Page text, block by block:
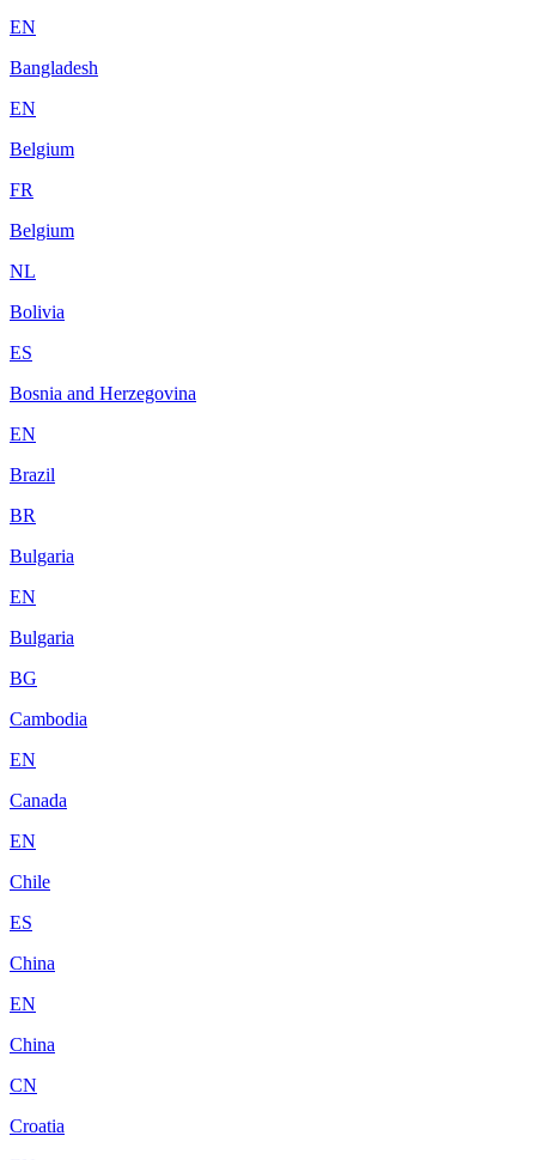
EN
Bangladesh
EN
Belgium
FR
Belgium
NL
Bolivia
ES
Bosnia and Herzegovina
EN
Brazil
BR
Bulgaria
EN
Bulgaria
BG
Cambodia
EN
Canada
EN
Chile
ES
China
EN
China
CN
Croatia